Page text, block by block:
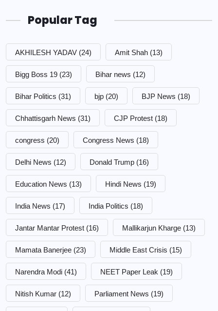
Popular Tag
AKHILESH YADAV (24) Amit Shah (13)
Bigg Boss 19 (23) Bihar news (12)
Bihar Politics (31) bjp (20) BJP News (18)
Chhattisgarh News (31) CJP Protest (18)
congress (20) Congress News (18)
Delhi News (12) Donald Trump (16)
Education News (13) Hindi News (19)
India News (17) India Politics (18)
Jantar Mantar Protest (16) Mallikarjun Kharge (13)
Mamata Banerjee (23) Middle East Crisis (15)
Narendra Modi (41) NEET Paper Leak (19)
Nitish Kumar (12) Parliament News (19)